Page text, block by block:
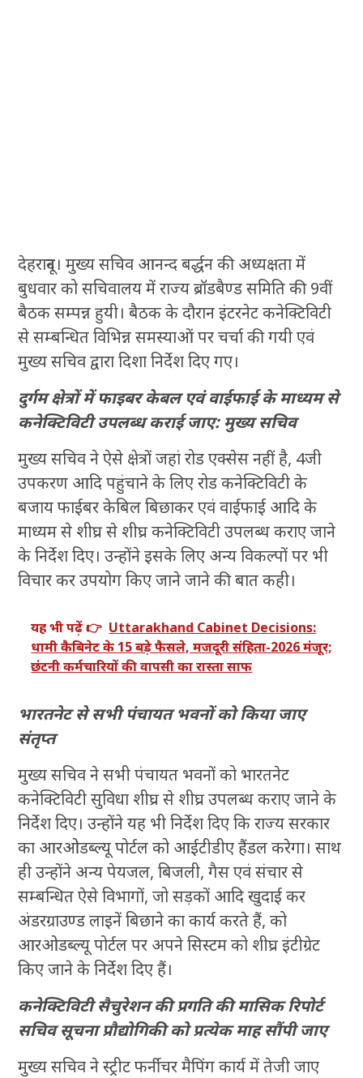
देहरादून। मुख्य सचिव आनन्द बर्द्धन की अध्यक्षता में
बुधवार को सचिवालय में राज्य ब्रॉडबैण्ड समिति की 9वीं
बैठक सम्पन्न हुयी। बैठक के दौरान इंटरनेट कनेक्टिविटी
से सम्बन्धित विभिन्न समस्याओं पर चर्चा की गयी एवं
मुख्य सचिव द्वारा दिशा निर्देश दिए गए।
दुर्गम क्षेत्रों में फाइबर केबल एवं वाईफाई के माध्यम से
कनेक्टिविटी उपलब्ध कराई जाए: मुख्य सचिव
मुख्य सचिव ने ऐसे क्षेत्रों जहां रोड एक्सेस नहीं है, 4जी
उपकरण आदि पहुंचाने के लिए रोड कनेक्टिविटी के
बजाय फाईबर केबिल बिछाकर एवं वाईफाई आदि के
माध्यम से शीघ्र से शीघ्र कनेक्टिविटी उपलब्ध कराए जाने
के निर्देश दिए। उन्होंने इसके लिए अन्य विकल्पों पर भी
विचार कर उपयोग किए जाने जाने की बात कही।
यह भी पढ़ें 👉 Uttarakhand Cabinet Decisions:
धामी कैबिनेट के 15 बड़े फैसले, मजदूरी संहिता-2026 मंजूर;
छंटनी कर्मचारियों की वापसी का रास्ता साफ
भारतनेट से सभी पंचायत भवनों को किया जाए
संतृप्त
मुख्य सचिव ने सभी पंचायत भवनों को भारतनेट
कनेक्टिविटी सुविधा शीघ्र से शीघ्र उपलब्ध कराए जाने के
निर्देश दिए। उन्होंने यह भी निर्देश दिए कि राज्य सरकार
का आरओडब्ल्यू पोर्टल को आईटीडीए हैंडल करेगा। साथ
ही उन्होंने अन्य पेयजल, बिजली, गैस एवं संचार से
सम्बन्धित ऐसे विभागों, जो सड़कों आदि खुदाई कर
अंडरग्राउण्ड लाइनें बिछाने का कार्य करते हैं, को
आरओडब्ल्यू पोर्टल पर अपने सिस्टम को शीघ्र इंटीग्रेट
किए जाने के निर्देश दिए हैं।
कनेक्टिविटी सैचुरेशन की प्रगति की मासिक रिपोर्ट
सचिव सूचना प्रौद्योगिकी को प्रत्येक माह सौंपी जाए
मुख्य सचिव ने स्ट्रीट फर्नीचर मैपिंग कार्य में तेजी जाए